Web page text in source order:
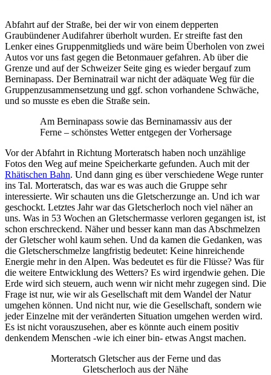
Abfahrt auf der Straße, bei der wir von einem depperten
Graubündener Audifahrer überholt wurden. Er streifte fast den
Lenker eines Gruppenmitglieds und wäre beim Überholen von zwei
Autos vor uns fast gegen die Betonmauer gefahren. Ab über die
Grenze und auf der Schweizer Seite ging es wieder bergauf zum
Berninapass. Der Berninatrail war nicht der adäquate Weg für die
Gruppenzusammensetzung und ggf. schon vorhandene Schwäche,
und so musste es eben die Straße sein.
Am Berninapass sowie das Berninamassiv aus der
Ferne – schönstes Wetter entgegen der Vorhersage
Vor der Abfahrt in Richtung Morteratsch haben noch unzählige
Fotos den Weg auf meine Speicherkarte gefunden. Auch mit der
Rhätischen Bahn. Und dann ging es über verschiedene Wege runter
ins Tal. Morteratsch, das war es was auch die Gruppe sehr
interessierte. Wir schauten uns die Gletscherzunge an. Und ich war
geschockt. Letztes Jahr war das Gletscherloch noch viel näher an
uns. Was in 53 Wochen an Gletschermasse verloren gegangen ist, ist
schon erschreckend. Näher und besser kann man das Abschmelzen
der Gletscher wohl kaum sehen. Und da kamen die Gedanken, was
die Gletscherschmelze langfristig bedeutet: Keine hinreichende
Energie mehr in den Alpen. Was bedeutet es für die Flüsse? Was für
die weitere Entwicklung des Wetters? Es wird irgendwie gehen. Die
Erde wird sich steuern, auch wenn wir nicht mehr zugegen sind. Die
Frage ist nur, wie wir als Gesellschaft mit dem Wandel der Natur
umgehen können. Und nicht nur, wie die Gesellschaft, sondern wie
jeder Einzelne mit der veränderten Situation umgehen werden wird.
Es ist nicht vorauszusehen, aber es könnte auch einem positiv
denkendem Menschen -wie ich einer bin- etwas Angst machen.
Morteratsch Gletscher aus der Ferne und das
Gletscherloch aus der Nähe